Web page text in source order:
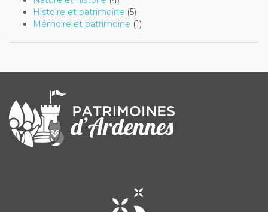
Histoire et patrimoine (5)
Mémoire et patrimoine (1)